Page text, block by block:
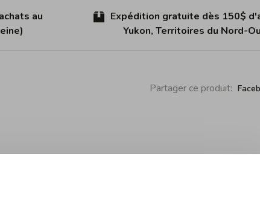
au
Expédition gratuite dès 150$
Yukon, Territoires du Nord-
Partager ce produit:
votre famille!
des rituels classiques